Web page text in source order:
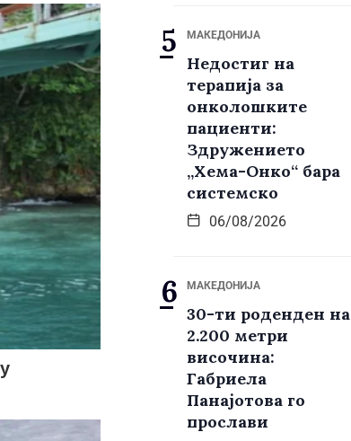
МАКЕДОНИЈА
Недостиг на
терапија за
онколошките
пациенти:
Здружението
„Хема-Онко“ бара
системско
06/08/2026
МАКЕДОНИЈА
30-ти роденден на
2.200 метри
височина:
Габриела
Панајотова го
прослави